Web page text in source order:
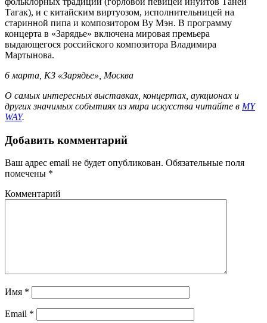
Тагак), и с китайским виртуозом, исполнительницей на
старинной пипа и композитором Ву Мэн. В программу
концерта в «Зарядье» включена мировая премьера
выдающегося российского композитора Владимира
Мартынова.
6 марта, КЗ «Зарядье», Москва
О самых интересных выставках, концертах, аукционах и
других значимых событиях из мира искусства читайте в MY
WAY.
Добавить комментарий
Ваш адрес email не будет опубликован. Обязательные поля
помечены *
Комментарий
Имя *
Email *